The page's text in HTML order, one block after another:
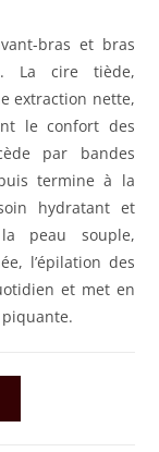
bras et bras
La cire tiède,
extraction nette,
le confort des
par bandes
termine à la
hydratant et
peau souple,
l’épilation des
et met en